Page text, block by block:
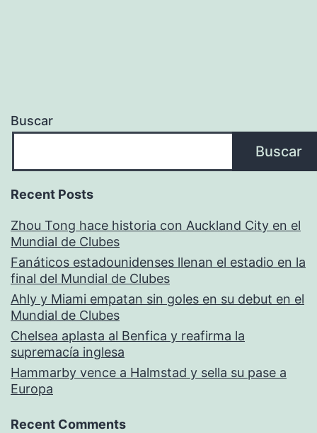
Buscar
Buscar
Recent Posts
Zhou Tong hace historia con Auckland City en el
Mundial de Clubes
Fanáticos estadounidenses llenan el estadio en la
final del Mundial de Clubes
Ahly y Miami empatan sin goles en su debut en el
Mundial de Clubes
Chelsea aplasta al Benfica y reafirma la
supremacía inglesa
Hammarby vence a Halmstad y sella su pase a
Europa
Recent Comments